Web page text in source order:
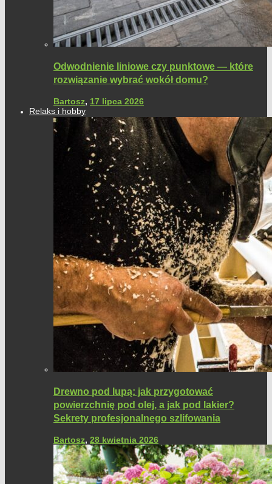
Odwodnienie liniowe czy punktowe — które
rozwiązanie wybrać wokół domu?
Bartosz, 17 lipca 2026
Relaks i hobby
Drewno pod lupą: jak przygotować
powierzchnię pod olej, a jak pod lakier?
Sekrety profesjonalnego szlifowania
Bartosz, 28 kwietnia 2026